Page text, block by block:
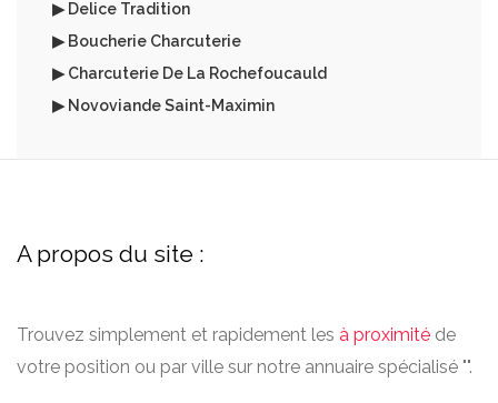
▶ Delice Tradition
▶ Boucherie Charcuterie
▶ Charcuterie De La Rochefoucauld
▶ Novoviande Saint-Maximin
A propos du site :
Trouvez simplement et rapidement les à proximité de
votre position ou par ville sur notre annuaire spécialisé "".